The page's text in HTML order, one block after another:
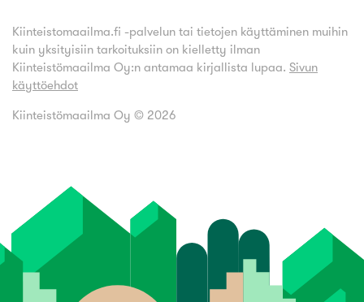
Kiinteistomaailma.fi -palvelun tai tietojen käyttäminen muihin
kuin yksityisiin tarkoituksiin on kielletty ilman
Kiinteistömaailma Oy:n antamaa kirjallista lupaa. Sivun
käyttöehdot
Kiinteistömaailma Oy © 2026